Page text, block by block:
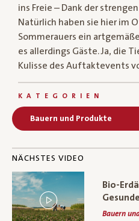
ins Freie – Dank der
Natürlich haben sie hier im
Sommerauers ein
es allerdings Gäste. Ja, die
Kulisse des Auftaktevents
KATEGORIEN
Bauern und Produkte
NÄCHSTES VIDEO
Bio-
Bauern